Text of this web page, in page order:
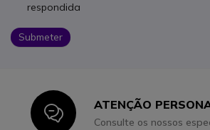
respondida
Submeter
IconATENÇÃO
Consulte os nossos